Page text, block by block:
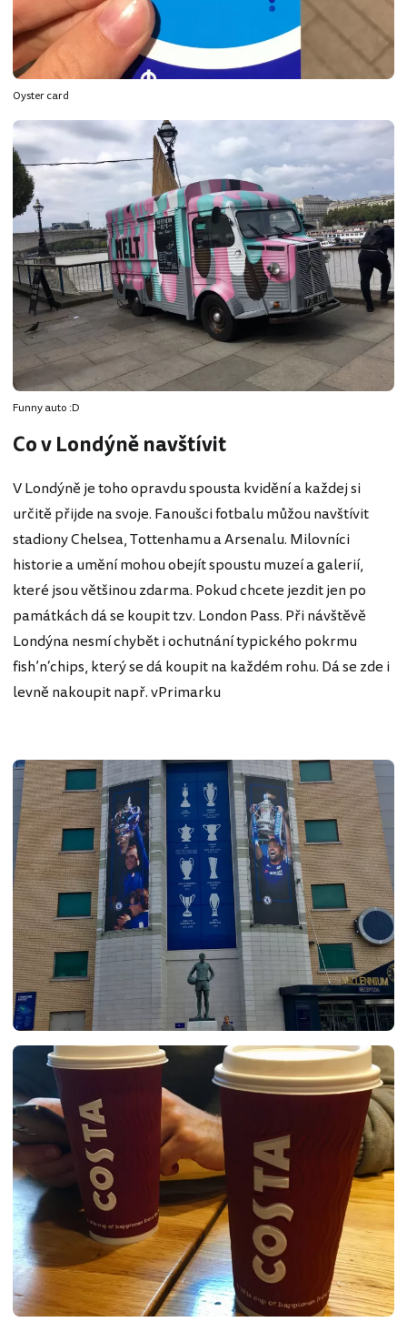
Oyster card
Funny auto :D
Co v Londýně navštívit
V Londýně je toho opravdu spousta kvidění a každej si
určitě přijde na svoje. Fanoušci fotbalu můžou navštívit
stadiony Chelsea, Tottenhamu a Arsenalu. Milovníci
historie a umění mohou obejít spoustu muzeí a galerií,
které jsou většinou zdarma. Pokud chcete jezdit jen po
památkách dá se koupit tzv. London Pass. Při návštěvě
Londýna nesmí chybět i ochutnání typického pokrmu
fish’n‘chips, který se dá koupit na každém rohu. Dá se zde i
levně nakoupit např. vPrimarku